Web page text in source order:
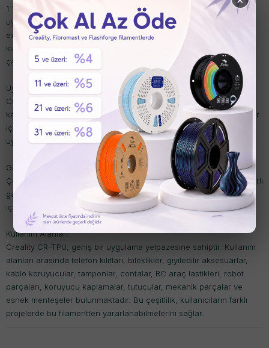
1.75 mm çapındaki filament, TPU destekleyen FDM 3D yazıcılarla
uyumludur. En iyi sonuçlar için esnek filament baskısına uygun bir
extruder sistemi kullanılması önerilmektedir. Bu geniş uyumluluk,
kullanıcıların mevcut ekipmanları ile sorunsuz bir şekilde
çalışabilmelerini sağlar.
Uygulama Esnekliği + Endüstriyel Dayanıklılık:
Creality CR-TPU, sürtünmeye, yağlara, darbelere ve bükülmelere
karşı dayanıklılığı ile hem hobi projeleri hem de endüstriyel parçalar
için mükemmel bir seçimdir. Kullanıcılar, bu filament ile çeşitli
uygulama alanlarında güvenilir ve dayanıklı ürünler üretebilirler.
Güvenli ve Düşük Koku Yayılımı:
Çevre dostu formülasyonu sayesinde, Creality CR-TPU düşük zararlı
gaz salınımı ile çalışmak için uygundur. Kapalı alanlarda kullanım
için ideal bir seçenek sunarak, kullanıcıların sağlığını korur.
Kullanım Alanları:
Creality CR-TPU, geniş bir uygulama yelpazesine sahiptir. Kullanım
alanları arasında telefon kılıfları, bileklikler, giyilebilir aksesuarlar,
kablo koruyucular, tamponlar, contalar, RC araç lastikleri, robot
parçaları, koruyucu kaplamalar, tutucular, mekanik parçalar ve
esnek menteşeler bulunmaktadır. Bu çeşitlilik, kullanıcıların farklı
projelerde bu filamentten yararlanabilmelerini sağlar.